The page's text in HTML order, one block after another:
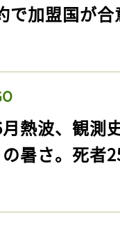
で加盟国が合
月熱波、観
暑さ。死者